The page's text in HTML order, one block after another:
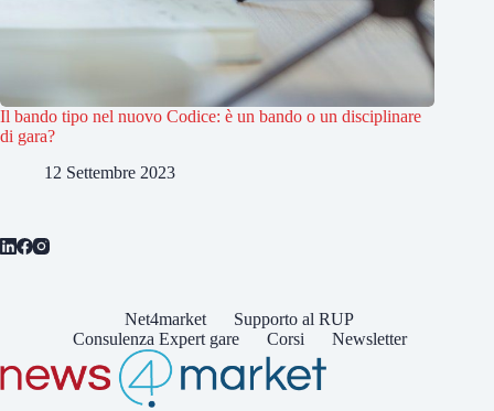
Il bando tipo nel nuovo Codice: è un bando o un disciplinare
di gara?
12 Settembre 2023
Net4market
Supporto al RUP
Consulenza Expert gare
Corsi Newsletter